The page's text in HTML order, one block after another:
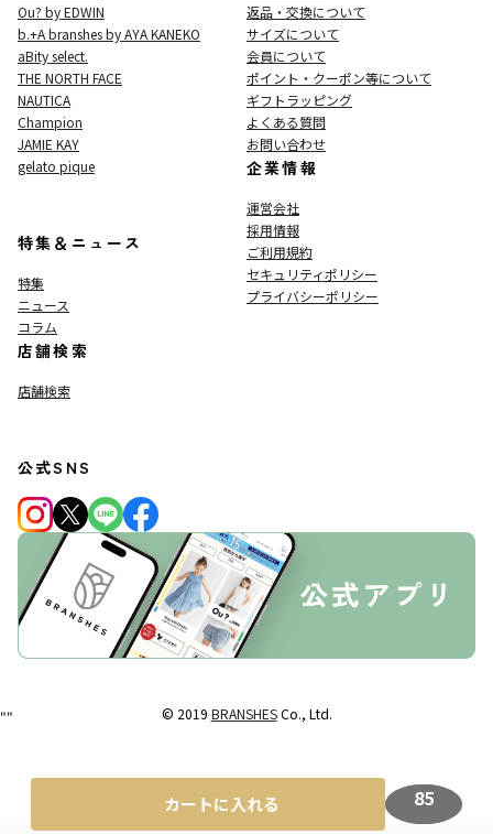
カートに入れる 85
Ou? by EDWIN
b.+A branshes by AYA KANEKO
aBity select.
THE NORTH FACE
NAUTICA
Champion
JAMIE KAY
gelato pique
特集＆ニュース
特集
ニュース
コラム
店舗検索
店舗検索
返品・交換について
サイズについて
会員について
ポイント・クーポン等について
ギフトラッピング
よくある質問
お問い合わせ
企業情報
運営会社
採用情報
ご利用規約
セキュリティポリシー
プライバシーポリシー
公式SNS
© 2019 BRANSHESCo., Ltd.
""